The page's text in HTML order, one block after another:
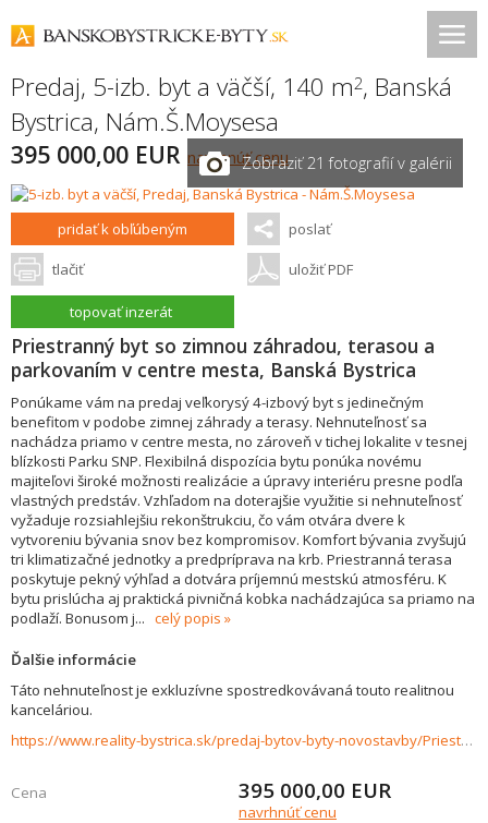
Predaj, 5-izb. byt a väčší, 140 m2, Banská
Bystrica, Nám.Š.Moysesa
395 000,00 EUR navrhnúť cenuZobraziť 21 fotografií v galérii
pridať k obľúbeným poslať
tlačiť uložiť PDF
topovať inzerát
Priestranný byt so zimnou záhradou, terasou a
parkovaním v centre mesta, Banská Bystrica
Ponúkame vám na predaj veľkorysý 4-izbový byt s jedinečným
benefitom v podobe zimnej záhrady a terasy. Nehnuteľnosť sa
nachádza priamo v centre mesta, no zároveň v tichej lokalite v tesnej
blízkosti Parku SNP. Flexibilná dispozícia bytu ponúka novému
majiteľovi široké možnosti realizácie a úpravy interiéru presne podľa
vlastných predstáv. Vzhľadom na doterajšie využitie si nehnuteľnosť
vyžaduje rozsiahlejšiu rekonštrukciu, čo vám otvára dvere k
vytvoreniu bývania snov bez kompromisov. Komfort bývania zvyšujú
tri klimatizačné jednotky a predpríprava na krb. Priestranná terasa
poskytuje pekný výhľad a dotvára príjemnú mestskú atmosféru. K
bytu prislúcha aj praktická pivničná kobka nachádzajúca sa priamo na
podlaží. Bonusom j... celý popis
Ďalšie informácie
Táto nehnuteľnost je exkluzívne spostredkovávaná touto realitnou
kanceláriou.
https://www.reality-bystrica.sk/predaj-bytov-byty-novostavby/Priestranny-byt-so-zimnou-zahradou-terasou-a-parkovanim-v-centre-mesta-Banska-Bystrica-37616/?utm_source=areality&utm_medium=xml&utm_term=37616&utm_content=byt&utm_campaign=portaly
Cena 395 000,00 EUR
navrhnúť cenu